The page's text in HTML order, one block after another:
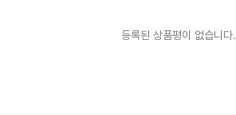
등록된 상품평이 없습니다.